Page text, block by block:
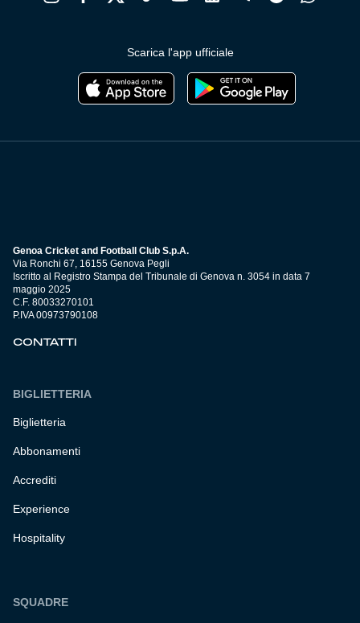
Scarica l'app ufficiale
Genoa Cricket and Football Club S.p.A.
Via Ronchi 67, 16155 Genova Pegli
Iscritto al Registro Stampa del Tribunale di Genova n. 3054 in data 7
maggio 2025
C.F. 80033270101
P.IVA 00973790108
CONTATTI
BIGLIETTERIA
Biglietteria
Abbonamenti
Accrediti
Experience
Hospitality
SQUADRE